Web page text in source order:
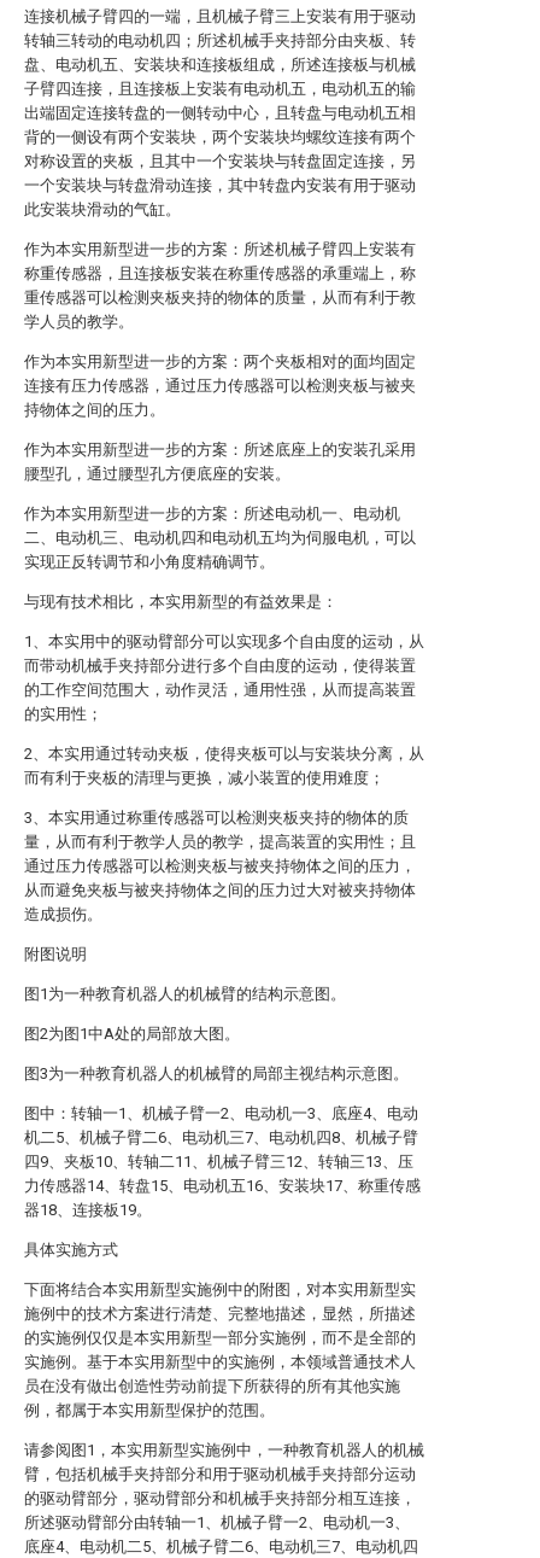
连接机械子臂四的一端，且机械子臂三上安装有用于驱动
转轴三转动的电动机四；所述机械手夹持部分由夹板、转
盘、电动机五、安装块和连接板组成，所述连接板与机械
子臂四连接，且连接板上安装有电动机五，电动机五的输
出端固定连接转盘的一侧转动中心，且转盘与电动机五相
背的一侧设有两个安装块，两个安装块均螺纹连接有两个
对称设置的夹板，且其中一个安装块与转盘固定连接，另
一个安装块与转盘滑动连接，其中转盘内安装有用于驱动
此安装块滑动的气缸。
作为本实用新型进一步的方案：所述机械子臂四上安装有
称重传感器，且连接板安装在称重传感器的承重端上，称
重传感器可以检测夹板夹持的物体的质量，从而有利于教
学人员的教学。
作为本实用新型进一步的方案：两个夹板相对的面均固定
连接有压力传感器，通过压力传感器可以检测夹板与被夹
持物体之间的压力。
作为本实用新型进一步的方案：所述底座上的安装孔采用
腰型孔，通过腰型孔方便底座的安装。
作为本实用新型进一步的方案：所述电动机一、电动机
二、电动机三、电动机四和电动机五均为伺服电机，可以
实现正反转调节和小角度精确调节。
与现有技术相比，本实用新型的有益效果是：
1、本实用中的驱动臂部分可以实现多个自由度的运动，从
而带动机械手夹持部分进行多个自由度的运动，使得装置
的工作空间范围大，动作灵活，通用性强，从而提高装置
的实用性；
2、本实用通过转动夹板，使得夹板可以与安装块分离，从
而有利于夹板的清理与更换，减小装置的使用难度；
3、本实用通过称重传感器可以检测夹板夹持的物体的质
量，从而有利于教学人员的教学，提高装置的实用性；且
通过压力传感器可以检测夹板与被夹持物体之间的压力，
从而避免夹板与被夹持物体之间的压力过大对被夹持物体
造成损伤。
附图说明
图1为一种教育机器人的机械臂的结构示意图。
图2为图1中A处的局部放大图。
图3为一种教育机器人的机械臂的局部主视结构示意图。
图中：转轴一1、机械子臂一2、电动机一3、底座4、电动
机二5、机械子臂二6、电动机三7、电动机四8、机械子臂
四9、夹板10、转轴二11、机械子臂三12、转轴三13、压
力传感器14、转盘15、电动机五16、安装块17、称重传感
器18、连接板19。
具体实施方式
下面将结合本实用新型实施例中的附图，对本实用新型实
施例中的技术方案进行清楚、完整地描述，显然，所描述
的实施例仅仅是本实用新型一部分实施例，而不是全部的
实施例。基于本实用新型中的实施例，本领域普通技术人
员在没有做出创造性劳动前提下所获得的所有其他实施
例，都属于本实用新型保护的范围。
请参阅图1，本实用新型实施例中，一种教育机器人的机械
臂，包括机械手夹持部分和用于驱动机械手夹持部分运动
的驱动臂部分，驱动臂部分和机械手夹持部分相互连接，
所述驱动臂部分由转轴一1、机械子臂一2、电动机一3、
底座4、电动机二5、机械子臂二6、电动机三7、电动机四